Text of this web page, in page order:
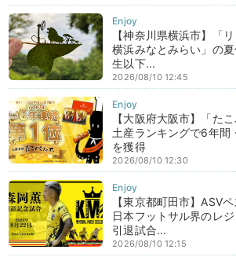
【神奈川県横浜市】「
横浜みなとみらい」の
生以下...
2026/08/10 12:45
【大阪府大阪市】「た
土産ランキングで6年間
を獲得
2026/08/10 12:30
【東京都町田市】ASV
日本フットサル界のレ
引退試合...
2026/08/10 12:15